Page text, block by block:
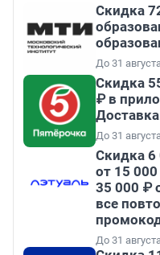
Скидка
До 31
Скидка
₽ в
Доставка
До 31
Скидка 6
от 15
35 000 ₽
все
До 31